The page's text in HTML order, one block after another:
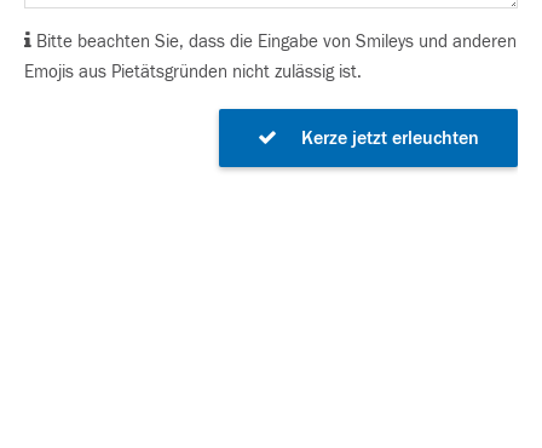
Bitte beachten Sie, dass die Eingabe von Smileys und anderen
Emojis aus Pietätsgründen nicht zulässig ist.
Kerze jetzt erleuchten